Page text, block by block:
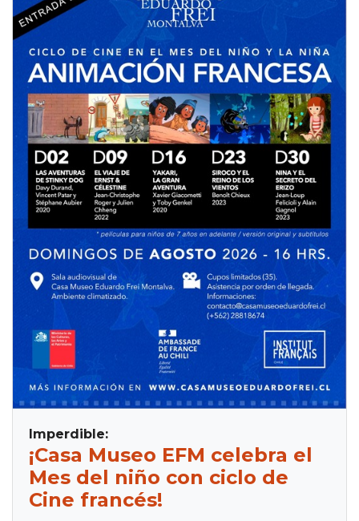
Imperdible:
¡Casa Museo EFM celebra el
Mes del niño con ciclo de
Cine francés!